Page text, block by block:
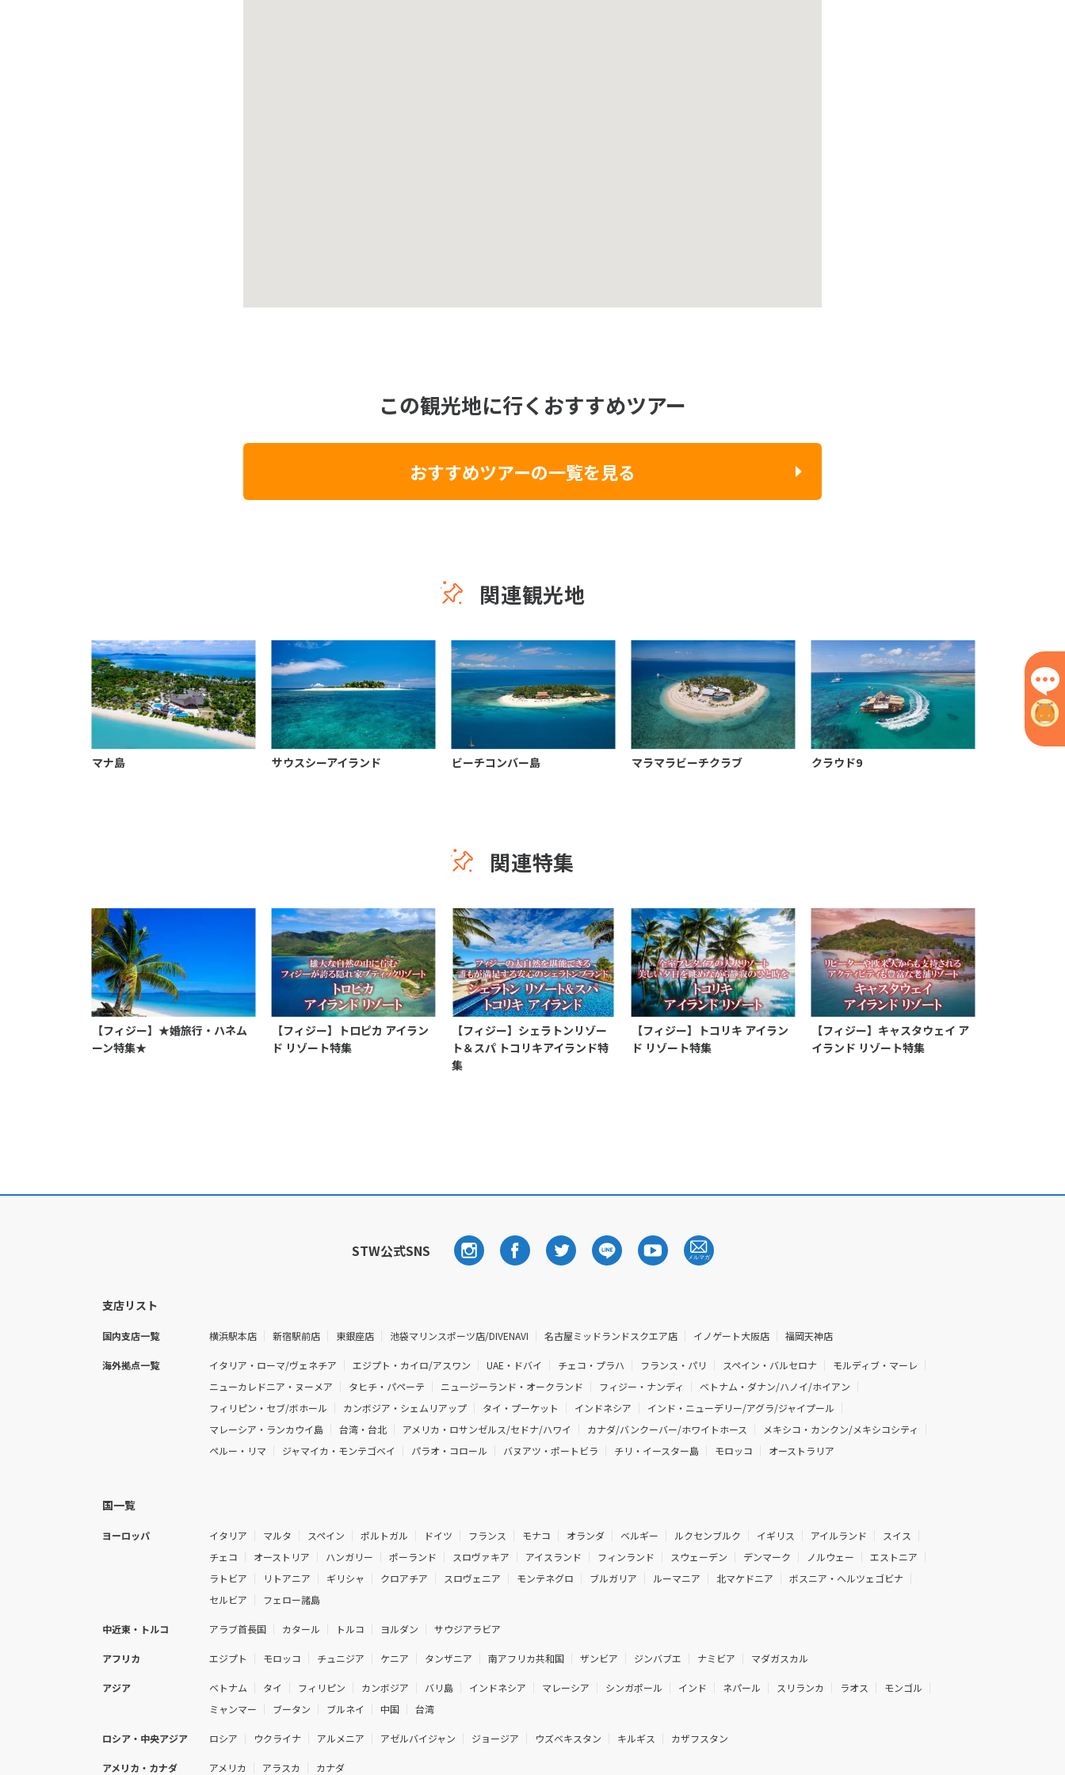
この観光地に行くおすすめツアー
おすすめツアーの一覧を見る
関連観光地
マナ島 サウスシーアイランド ビーチコンバー島 マラマラビーチクラブ クラウド9
関連特集
【フィジー】★婚旅行・ハネム
ーン特集★
【フィジー】トロピカ アイラン
ド リゾート特集
【フィジー】シェラトンリゾー
ト＆スパ トコリキアイランド特
集
【フィジー】トコリキ アイラン
ド リゾート特集
【フィジー】キャスタウェイ ア
イランド リゾート特集
STW公式SNS
支店リスト
国内支店一覧 横浜駅本店 新宿駅前店 東銀座店 池袋マリンスポーツ店/DIVENAVI 名古屋ミッドランドスクエア店 イノゲート大阪店 福岡天神店
海外拠点一覧 イタリア・ローマ/ヴェネチア エジプト・カイロ/アスワン UAE・ドバイ チェコ・プラハ フランス・パリ スペイン・バルセロナ
モルディブ・マーレ
ニューカレドニア・ヌーメア
タヒチ・パペーテ ニュージーランド・オークランド フィジー・ナンディ
ベトナム・ダナン/ハノイ/ホイアン
フィリピン・セブ/ボホール
カンボジア・シェムリアップ タイ・プーケット インドネシア
インド・ニューデリー/アグラ/ジャイプール
マレーシア・ランカウイ島
台湾・台北 アメリカ・ロサンゼルス/セドナ/ハワイ カナダ/バンクーバー/ホワイトホース
メキシコ・カンクン/メキシコシティ
ペルー・リマ
ジャマイカ・モンテゴベイ パラオ・コロール バヌアツ・ポートビラ チリ・イースター島 モロッコ オーストラリア
国一覧
ヨーロッパ イタリア マルタ スペイン ポルトガル ドイツ フランス モナコ オランダ ベルギー ルクセンブルク イギリス アイルランド
スイス
チェコ
オーストリア ハンガリー ポーランド スロヴァキア アイスランド フィンランド スウェーデン デンマーク ノルウェー
エストニア
ラトビア
リトアニア ギリシャ クロアチア スロヴェニア モンテネグロ ブルガリア ルーマニア 北マケドニア
ボスニア・ヘルツェゴビナ
セルビア
フェロー諸島
中近東・トルコ アラブ首長国 カタール トルコ ヨルダン サウジアラビア
アフリカ エジプト モロッコ チュニジア ケニア タンザニア 南アフリカ共和国 ザンビア ジンバブエ ナミビア マダガスカル
アジア ベトナム タイ フィリピン カンボジア バリ島 インドネシア マレーシア シンガポール インド ネパール スリランカ ラオス
モンゴル
ミャンマー
ブータン ブルネイ 中国 台湾
ロシア・中央アジア ロシア ウクライナ アルメニア アゼルバイジャン ジョージア ウズベキスタン キルギス カザフスタン
アメリカ・カナダ アメリカ アラスカ カナダ